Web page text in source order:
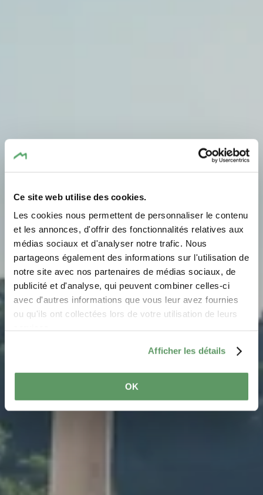
Ce site web utilise des cookies.
Les cookies nous permettent de personnaliser le contenu
et les annonces, d'offrir des fonctionnalités relatives aux
médias sociaux et d'analyser notre trafic. Nous
partageons également des informations sur l'utilisation de
notre site avec nos partenaires de médias sociaux, de
publicité et d'analyse, qui peuvent combiner celles-ci
avec d'autres informations que vous leur avez fournies
ou qu'ils ont collectées lors de votre utilisation de leurs
Afficher les détails
OK
Römische Villa
Echternach
Wo? Rue des Romains, L-6478 Echternach